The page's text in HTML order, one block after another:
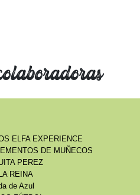
ELFA EXPERIENCE
DE MUÑECOS
PEREZ
REINA
de Azul